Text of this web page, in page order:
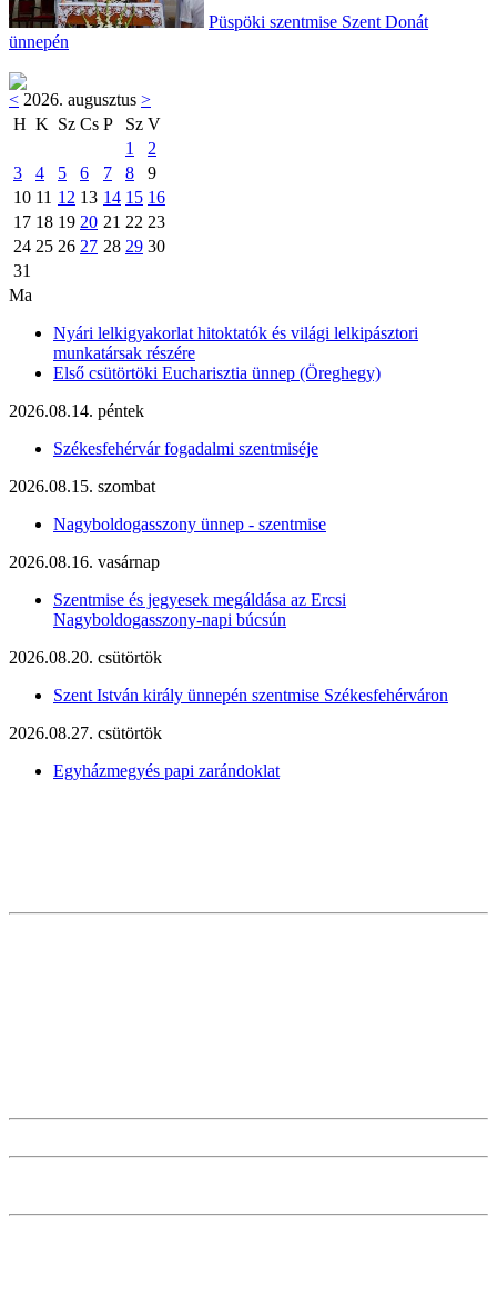
Püspöki szentmise Szent Donát
ünnepén
< 2026. augusztus >
H K Sz Cs P Sz V
1
2
3
4 5 6 7 8
9
10 11 12 13 14 15 16
17 18 19 20 21 22 23
24 25 26 27 28 29 30
31
Ma
Nyári lelkigyakorlat hitoktatók és világi lelkipásztori
munkatársak részére
Első csütörtöki Eucharisztia ünnep (Öreghegy)
2026.08.14. péntek
Székesfehérvár fogadalmi szentmiséje
2026.08.15. szombat
Nagyboldogasszony ünnep - szentmise
2026.08.16. vasárnap
Szentmise és jegyesek megáldása az Ercsi
Nagyboldogasszony-napi búcsún
2026.08.20. csütörtök
Szent István király ünnepén szentmise Székesfehérváron
2026.08.27. csütörtök
Egyházmegyés papi zarándoklat